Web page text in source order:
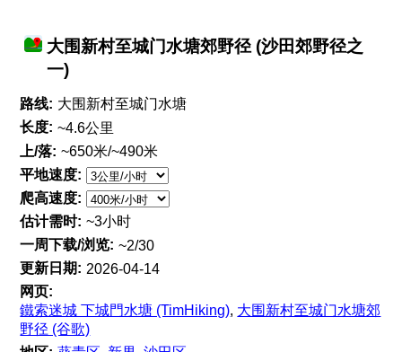
大围新村至城门水塘郊野径 (沙田郊野径之
一)
路线: 大围新村至城门水塘
长度: ~4.6公里
上/落: ~650米/~490米
平地速度:
爬高速度:
估计需时: ~3小时
一周下载/浏览: ~2/30
更新日期: 2026-04-14
网页:
鐵索迷城 下城門水塘 (TimHiking), 大围新村至城门水塘郊
野径 (谷歌)